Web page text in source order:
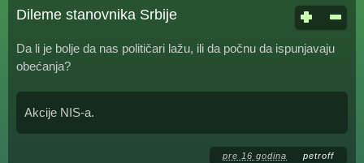
Dileme stanovnika Srbije
Da li je bolje da nas političari lažu, ili da počnu da ispunjavaju
obećanja?
Akcije NIS-a.
pre 16 godina petroff